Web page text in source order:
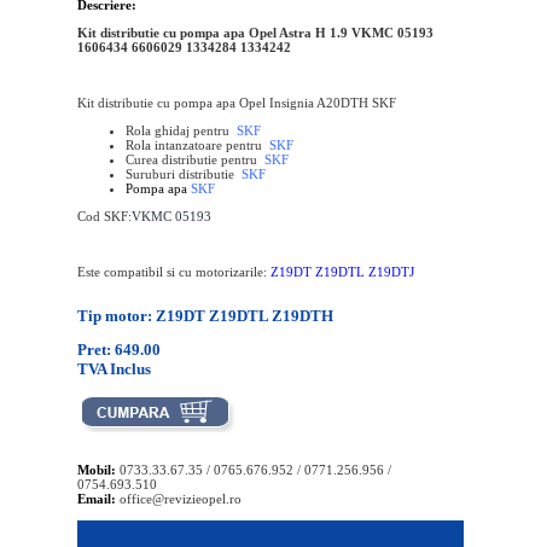
Descriere:
Kit distributie cu pompa apa Opel Astra H 1.9 VKMC 05193
1606434 6606029 1334284 1334242
Kit distributie cu pompa apa Opel Insignia A20DTH SKF
Rola ghidaj pentru SKF
Rola intanzatoare pentru SKF
Curea distributie pentru SKF
Suruburi distributie SKF
Pompa apa SKF
Cod SKF:VKMC 05193
Este compatibil si cu motorizarile: Z19DT Z19DTL Z19DTJ
Tip motor: Z19DT Z19DTL Z19DTH
Pret: 649.00
TVA Inclus
Mobil: 0733.33.67.35 / 0765.676.952 / 0771.256.956 /
0754.693.510
Email: office@revizieopel.ro